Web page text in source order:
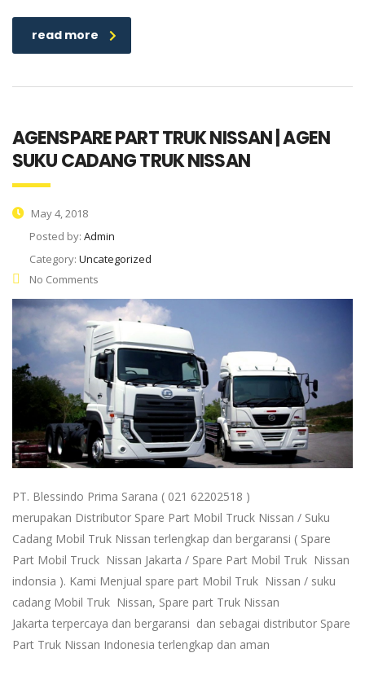
read more
AGENSPARE PART TRUK NISSAN | AGEN
SUKU CADANG TRUK NISSAN
May 4, 2018
Posted by: Admin
Category: Uncategorized
No Comments
PT. Blessindo Prima Sarana ( 021 62202518 )
merupakan Distributor Spare Part Mobil Truck Nissan / Suku
Cadang Mobil Truk Nissan terlengkap dan bergaransi ( Spare
Part Mobil Truck Nissan Jakarta / Spare Part Mobil Truk Nissan
indonsia ). Kami Menjual spare part Mobil Truk Nissan / suku
cadang Mobil Truk Nissan, Spare part Truk Nissan
Jakarta terpercaya dan bergaransi dan sebagai distributor Spare
Part Truk Nissan Indonesia terlengkap dan aman